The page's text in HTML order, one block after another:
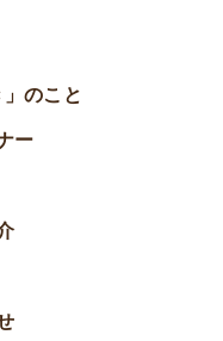
」のこと
ー